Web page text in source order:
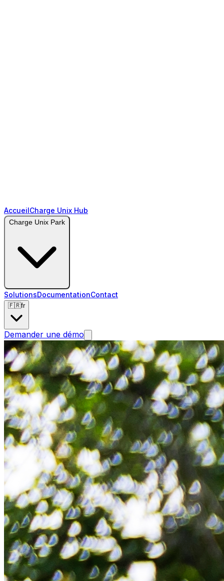
AccueilCharge Unix Hub
SolutionsDocumentationContact
🇫🇷fr
Demander une démo